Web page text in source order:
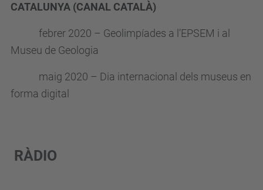
CATALUNYA (CANAL CATALÀ)
febrer 2020 – Geolimpíades a l’EPSEM i al
Museu de Geologia
maig 2020 – Dia internacional dels museus en
forma digital
RÀDIO